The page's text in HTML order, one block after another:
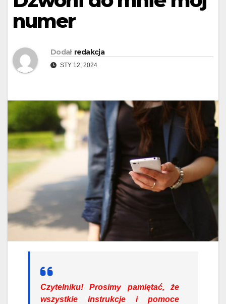
numer
Dodał redakcja
STY 12, 2024
Czytelniku! Prosimy pamiętać, że
wszystkie instrukcje i pomoce